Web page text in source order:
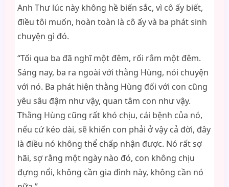
Anh Thư lúc này không hề biến sắc, vì cô ấy biết,
điều tôi muốn, hoàn toàn là cô ấy và ba phát sinh
chuyện gì đó.
“Tối qua ba đã nghĩ một đêm, rối rắm một đêm.
Sáng nay, ba ra ngoài với thằng Hùng, nói chuyện
với nó. Ba phát hiện thằng Hùng đối với con cũng
yêu sâu đậm như vậy, quan tâm con như vậy.
Thằng Hùng cũng rất khó chịu, cái bệnh của nó,
nếu cứ kéo dài, sẽ khiến con phải ở vậy cả đời, đây
là điều nó không thể chấp nhận được. Nó rất sợ
hãi, sợ rằng một ngày nào đó, con không chịu
đựng nổi, không cần gia đình này, không cần nó